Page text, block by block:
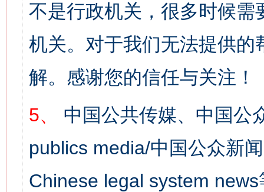
不是行政机关，很多时候
机关。对于我们无法提供
解。感谢您的信任与关注！
5、
中国公共传媒、中国公
publics media/中国公众新
Chinese legal system